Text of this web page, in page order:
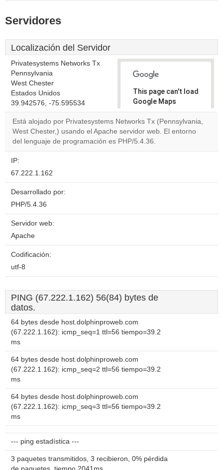
Servidores
Localización del Servidor
Privatesystems Networks Tx
Pennsylvania
West Chester
Estados Unidos
39.942576, -75.595534
This page can't load
Google Maps
correctly.
Do you
own this
Está alojado por Privatesystems Networks Tx (Pennsylvania,
West Chester,) usando el Apache servidor web. El entorno
del lenguaje de programación es PHP/5.4.36.
IP:
67.222.1.162
Desarrollado por:
PHP/5.4.36
Servidor web:
Apache
Codificación:
utf-8
PING (67.222.1.162) 56(84) bytes de
datos.
64 bytes desde host.dolphinproweb.com
(67.222.1.162): icmp_seq=1 ttl=56 tiempo=39.2
ms
64 bytes desde host.dolphinproweb.com
(67.222.1.162): icmp_seq=2 ttl=56 tiempo=39.2
ms
64 bytes desde host.dolphinproweb.com
(67.222.1.162): icmp_seq=3 ttl=56 tiempo=39.2
ms
--- ping estadística ---
3 paquetes transmitidos, 3 recibieron, 0% pérdida